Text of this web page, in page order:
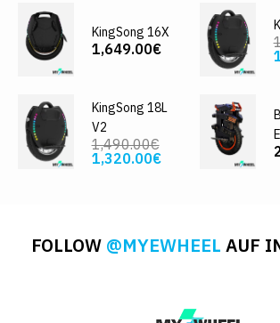
KingSong 16X
1,649.00€
KingSong 18L
V2
1,490.00€
1,320.00€
FOLLOW @MYEWHEEL AUF